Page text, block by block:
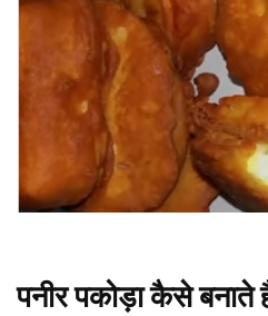
पनीर पकोड़ा कैसे बनाते